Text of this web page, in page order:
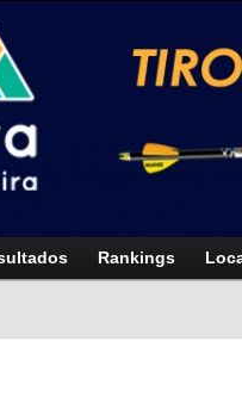
Rankings